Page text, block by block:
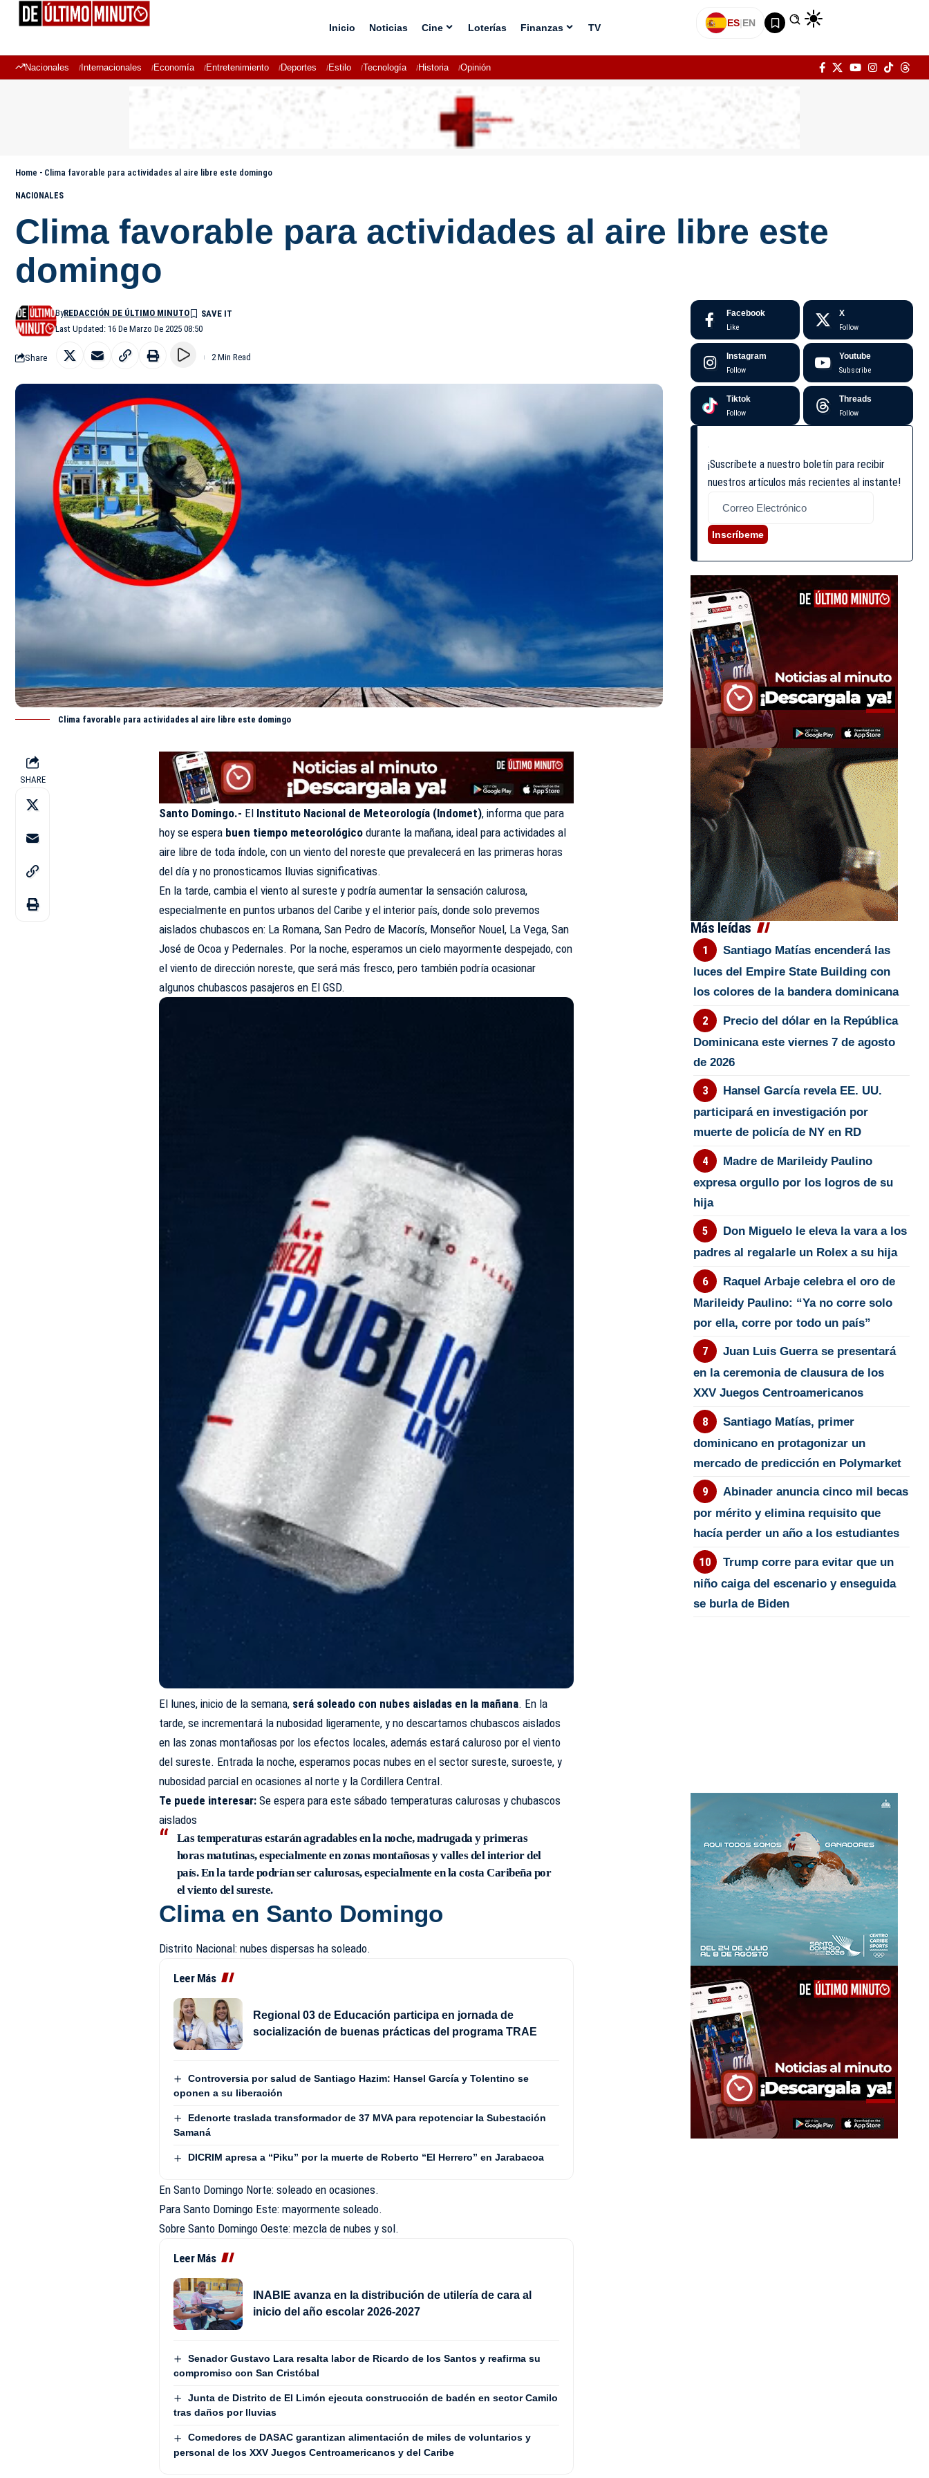
Inicio Noticias Cine Loterías Finanzas TV ES|EN
Nacionales Internacionales Economía Entretenimiento Deportes Estilo Tecnología Historia Opinión
Home - Clima favorable para actividades al aire libre este domingo
NACIONALES
Clima favorable para actividades al aire libre este
domingo
Last Updated: 16 De Marzo De 2025 08:50
ByREDACCIÓN DE ÚLTIMO MINUTO
Share 2 Min Read
Clima favorable para actividades al aire libre este domingo
SHARE
Santo Domingo.- El Instituto Nacional de Meteorología (Indomet), informa que para
hoy se espera buen tiempo meteorológicodurante la mañana, ideal para actividades al
aire libre de toda índole, con un viento del noreste que prevalecerá en las primeras horas
del día y no pronosticamos lluvias significativas.
En la tarde, cambia el viento al sureste y podría aumentar la sensación calurosa,
especialmente en puntos urbanos del Caribe y el interior país, donde solo prevemos
aislados chubascos en: La Romana, San Pedro de Macorís, Monseñor Nouel, La Vega, San
José de Ocoa y Pedernales. Por la noche, esperamos un cielo mayormente despejado, con
el viento de dirección noreste, que será más fresco, pero también podría ocasionar
algunos chubascos pasajeros en El GSD.
El lunes, inicio de la semana, será soleado con nubes aisladas en la mañana. En la
tarde, se incrementará la nubosidad ligeramente, y no descartamos chubascos aislados
en las zonas montañosas por los efectos locales, además estará caluroso por el viento
del sureste. Entrada la noche, esperamos pocas nubes en el sector sureste, suroeste, y
nubosidad parcial en ocasiones al norte y la Cordillera Central.
Te puede interesar:Se espera para este sábado temperaturas calurosas y chubascos
aislados
Las temperaturas estarán agradables en la noche, madrugada y primeras
horas matutinas, especialmente en zonas montañosas y valles del interior del
país. En la tarde podrían ser calurosas, especialmente en la costa Caribeña por
el viento del sureste.
Clima en Santo Domingo
Distrito Nacional: nubes dispersas ha soleado.
Leer Más
Regional 03 de Educación participa en jornada de
socialización de buenas prácticas del programa TRAE
Controversia por salud de Santiago Hazim: Hansel García y Tolentino se
oponen a su liberación
Edenorte traslada transformador de 37 MVA para repotenciar la Subestación
Samaná
DICRIM apresa a “Piku” por la muerte de Roberto “El Herrero” en Jarabacoa
En Santo Domingo Norte: soleado en ocasiones.
Para Santo Domingo Este: mayormente soleado.
Sobre Santo Domingo Oeste: mezcla de nubes y sol.
Leer Más
INABIE avanza en la distribución de utilería de cara al
inicio del año escolar 2026-2027
Senador Gustavo Lara resalta labor de Ricardo de los Santos y reafirma su
compromiso con San Cristóbal
Junta de Distrito de El Limón ejecuta construcción de badén en sector Camilo
tras daños por lluvias
Comedores de DASAC garantizan alimentación de miles de voluntarios y
personal de los XXV Juegos Centroamericanos y del Caribe
Facebook
Like
X
Follow
Instagram
Follow
Youtube
Subscribe
Tiktok
Follow
Threads
Follow
¡Suscríbete a nuestro boletín para recibir
nuestros artículos más recientes al instante!
Inscríbeme
Más leídas
Santiago Matías encenderá las
luces del Empire State Building con
los colores de la bandera dominicana
Precio del dólar en la República
Dominicana este viernes 7 de agosto
de 2026
Hansel García revela EE. UU.
participará en investigación por
muerte de policía de NY en RD
Madre de Marileidy Paulino
expresa orgullo por los logros de su
hija
Don Miguelo le eleva la vara a los
padres al regalarle un Rolex a su hija
Raquel Arbaje celebra el oro de
Marileidy Paulino: “Ya no corre solo
por ella, corre por todo un país”
Juan Luis Guerra se presentará
en la ceremonia de clausura de los
XXV Juegos Centroamericanos
Santiago Matías, primer
dominicano en protagonizar un
mercado de predicción en Polymarket
Abinader anuncia cinco mil becas
por mérito y elimina requisito que
hacía perder un año a los estudiantes
Trump corre para evitar que un
niño caiga del escenario y enseguida
se burla de Biden